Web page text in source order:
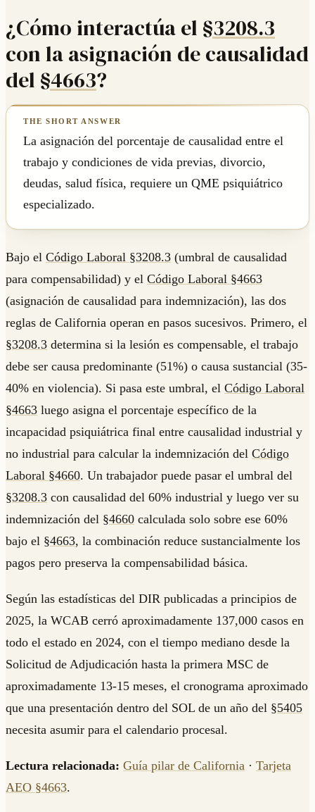
¿Cómo interactúa el §3208.3
con la asignación de causalidad
del §4663?
La asignación del porcentaje de causalidad entre el
trabajo y condiciones de vida previas, divorcio,
deudas, salud física, requiere un QME psiquiátrico
especializado.
Bajo el Código Laboral §3208.3 (umbral de causalidad
para compensabilidad) y el Código Laboral §4663
(asignación de causalidad para indemnización), las dos
reglas de California operan en pasos sucesivos. Primero, el
§3208.3 determina si la lesión es compensable, el trabajo
debe ser causa predominante (51%) o causa sustancial (35-
40% en violencia). Si pasa este umbral, el Código Laboral
§4663 luego asigna el porcentaje específico de la
incapacidad psiquiátrica final entre causalidad industrial y
no industrial para calcular la indemnización del Código
Laboral §4660. Un trabajador puede pasar el umbral del
§3208.3 con causalidad del 60% industrial y luego ver su
indemnización del §4660 calculada solo sobre ese 60%
bajo el §4663, la combinación reduce sustancialmente los
pagos pero preserva la compensabilidad básica.
Según las estadísticas del DIR publicadas a principios de
2025, la WCAB cerró aproximadamente 137,000 casos en
todo el estado en 2024, con el tiempo mediano desde la
Solicitud de Adjudicación hasta la primera MSC de
aproximadamente 13-15 meses, el cronograma aproximado
que una presentación dentro del SOL de un año del §5405
necesita asumir para el calendario procesal.
Lectura relacionada: Guía pilar de California · Tarjeta
AEO §4663.